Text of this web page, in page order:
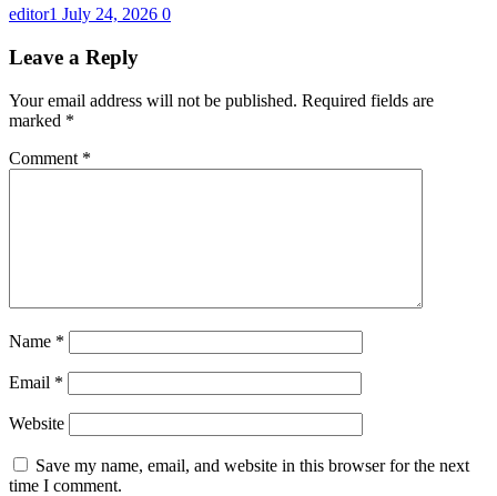
editor1 July 24, 2026 0
Leave a Reply
Your email address will not be published. Required fields are
marked *
Comment *
Name *
Email *
Website
Save my name, email, and website in this browser for the next
time I comment.